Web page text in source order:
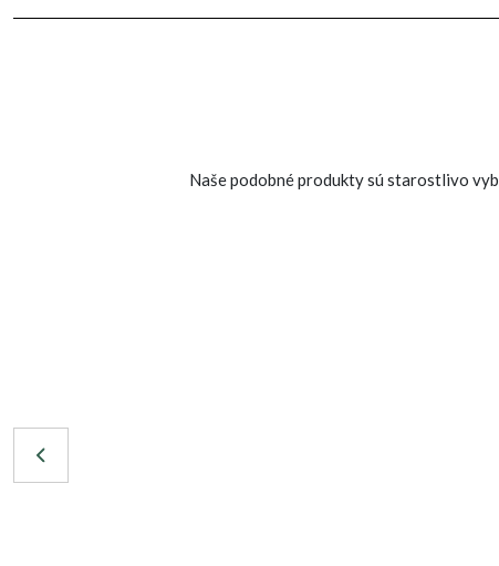
Naše podobné produkty sú starostlivo